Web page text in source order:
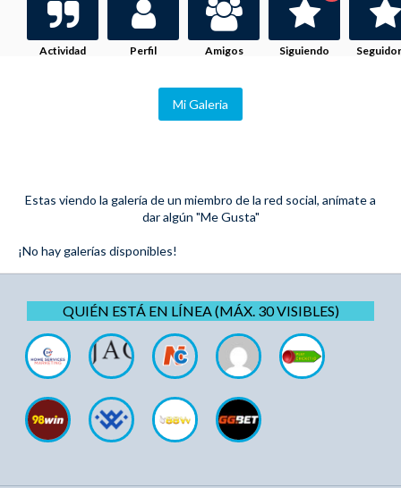
Actividad Perfil Amigos Siguiendo
Mi Galeria
Estas viendo la galería de un miembro de la red social, anímate a
dar algún "Me Gusta"
¡No hay galerías disponibles!
QUIÉN ESTÁ EN LÍNEA (MÁX. 30 VISIBLES)